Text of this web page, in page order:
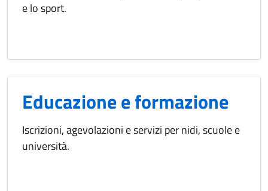
e lo sport.
Educazione e formazione
Iscrizioni, agevolazioni e servizi per nidi, scuole e
università.